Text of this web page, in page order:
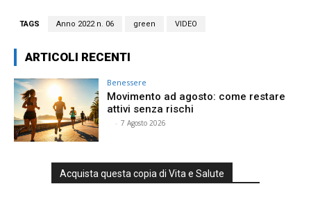
TAGS Anno 2022 n. 06 green VIDEO
ARTICOLI RECENTI
Benessere
Movimento ad agosto: come restare
attivi senza rischi
- 7 Agosto 2026
Acquista questa copia di Vita e Salute